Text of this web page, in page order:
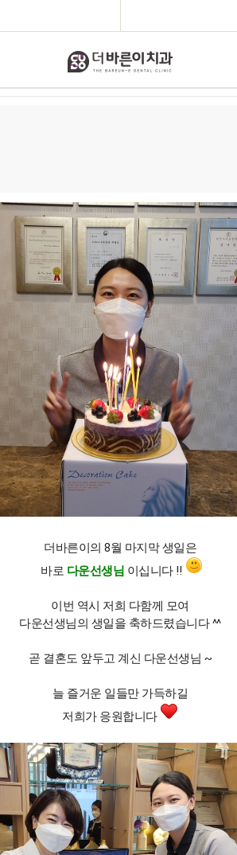
더바른이의 8월 마지막 생일은
바로 다운선생님 이십니다 !!
이번 역시 저희 다함께 모여
다운선생님의 생일을 축하드렸습니다 ^^
곧 결혼도 앞두고 계신 다운선생님 ~
늘 즐거운 일들만 가득하길
저희가 응원합니다